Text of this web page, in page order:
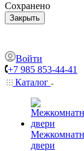
Сохранено
Закрыть
Войти
+7 985 853-44-41
Каталог
двери